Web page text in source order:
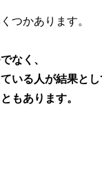
つかあります。
なく、
いる人が結果と
もあります。